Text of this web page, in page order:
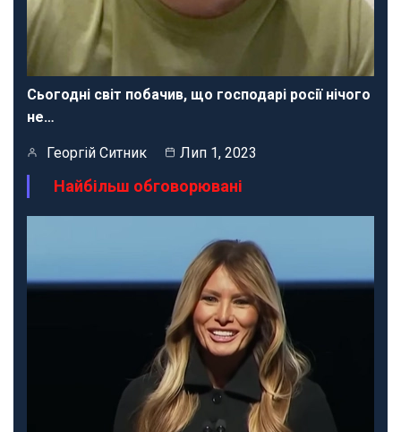
Сьогодні світ побачив, що господарі росії нічого
не…
Георгій Ситник Лип 1, 2023
Найбільш обговорювані